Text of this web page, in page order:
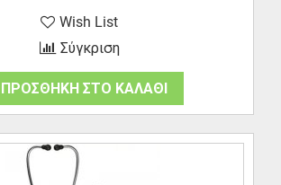
Wish List
Σύγκριση
ΠΡΟΣΘΗΚΗ ΣΤΟ ΚΑΛΑΘΙ